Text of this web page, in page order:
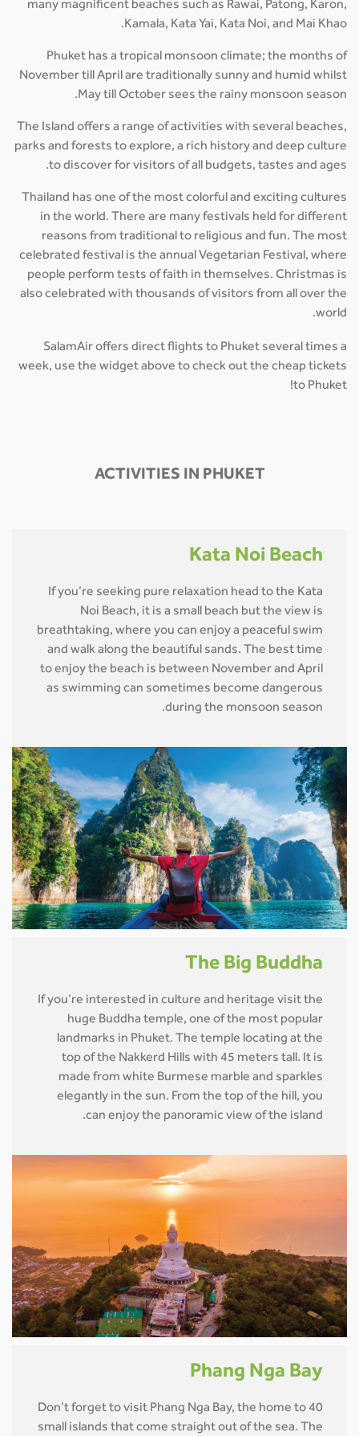
many magnificent beaches such as Rawai, Patong, Karon,
Kamala, Kata Yai, Kata Noi, and Mai Khao.
Phuket has a tropical monsoon climate; the months of
November till April are traditionally sunny and humid whilst
May till October sees the rainy monsoon season.
The Island offers a range of activities with several beaches,
parks and forests to explore, a rich history and deep culture
to discover for visitors of all budgets, tastes and ages.
Thailand has one of the most colorful and exciting cultures
in the world. There are many festivals held for different
reasons from traditional to religious and fun. The most
celebrated festival is the annual Vegetarian Festival, where
people perform tests of faith in themselves. Christmas is
also celebrated with thousands of visitors from all over the
world.
SalamAir offers direct flights to Phuket several times a
week, use the widget above to check out the cheap tickets
to Phuket!
ACTIVITIES IN PHUKET
Kata Noi Beach
If you’re seeking pure relaxation head to the Kata
Noi Beach, it is a small beach but the view is
breathtaking, where you can enjoy a peaceful swim
and walk along the beautiful sands. The best time
to enjoy the beach is between November and April
as swimming can sometimes become dangerous
during the monsoon season.
The Big Buddha
If you’re interested in culture and heritage visit the
huge Buddha temple, one of the most popular
landmarks in Phuket. The temple locating at the
top of the Nakkerd Hills with 45 meters tall. It is
made from white Burmese marble and sparkles
elegantly in the sun. From the top of the hill, you
can enjoy the panoramic view of the island.
Phang Nga Bay
Don’t forget to visit Phang Nga Bay, the home to 40
small islands that come straight out of the sea. The